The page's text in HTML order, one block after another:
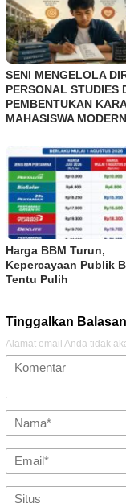
SENI MENGELOLA
PERSONAL STUDIES
PEMBENTUKAN
MAHASISWA MODERN
Harga BBM Turun,
Kepercayaan Publik
Tentu Pulih
Tinggalkan Balasan
Alamat email Anda tidak